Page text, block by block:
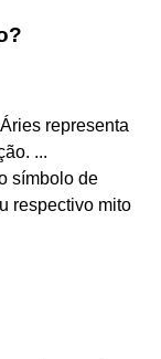
representa
...
símbolo de
respectivo mito